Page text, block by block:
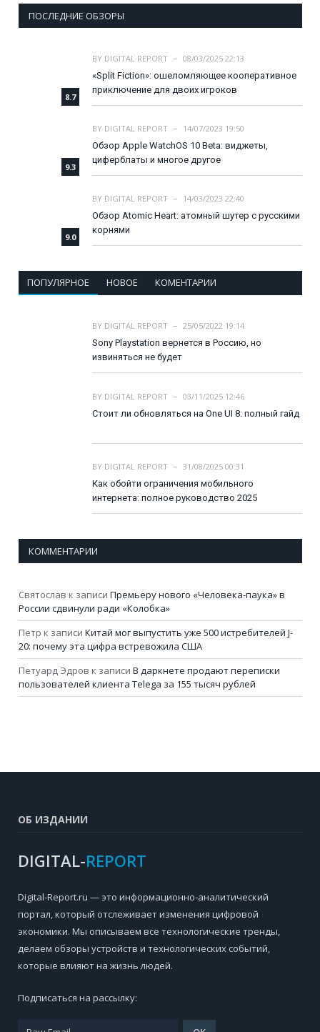
ПОСЛЕДНИЕ ОБЗОРЫ
8.7
BY DIGITAL REPORT
08/03/2025 22:13
«Split Fiction»: ошеломляющее кооперативное
приключение для двоих игроков
9.3
BY DIGITAL REPORT
14/07/2023 19:50
Обзор Apple WatchOS 10 Beta: виджеты,
циферблаты и многое другое
9.0
BY DIGITAL REPORT
14/03/2023 22:40
Обзор Atomic Heart: атомный шутер с русскими
корнями
ПОПУЛЯРНОЕ НОВОЕ КОМЕНТАРИИ
BY DIGITAL REPORT
25/05/2022 19:14
Sony Playstation вернется в Россию, но
извиняться не будет
BY DIGITAL REPORT
03/11/2025 12:46
Стоит ли обновляться на One UI 8: полный гайд
BY DIGITAL REPORT
31/08/2025 00:31
Как обойти ограничения мобильного
интернета: полное руководство 2025
КОММЕНТАРИИ
Святослав к записи Премьеру нового «Человека-паука» в
России сдвинули ради «Колобка»
Петр к записи Китай мог выпустить уже 500 истребителей J-
20: почему эта цифра встревожила США
Петуард Эдров к записи В даркнете продают переписки
пользователей клиента Telega за 155 тысяч рублей
ОБ ИЗДАНИИ
DIGITAL-REPORT
Digital-Report.ru — это информационно-аналитический
портал, который отслеживает изменения цифровой
экономики. Мы описываем все технологические тренды,
делаем обзоры устройств и технологических событий,
которые влияют на жизнь людей.
Подписаться на рассылку: